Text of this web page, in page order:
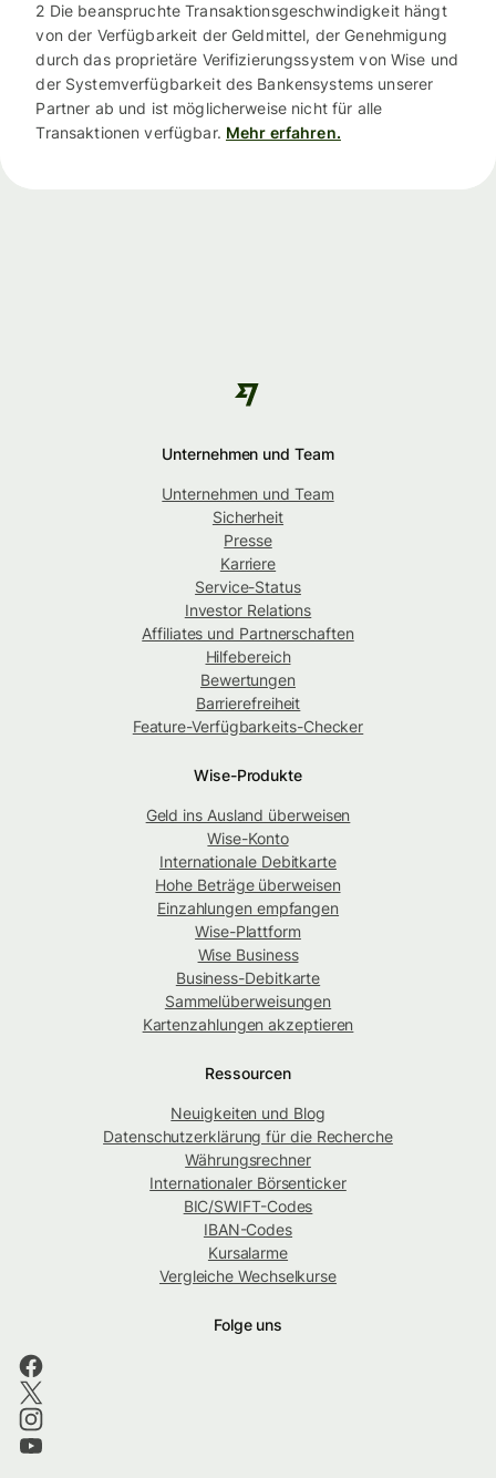
2 Die beanspruchte Transaktionsgeschwindigkeit hängt
von der Verfügbarkeit der Geldmittel, der Genehmigung
durch das proprietäre Verifizierungssystem von Wise und
der Systemverfügbarkeit des Bankensystems unserer
Partner ab und ist möglicherweise nicht für alle
Transaktionen verfügbar. Mehr erfahren.
Unternehmen und Team
Unternehmen und Team
Sicherheit
Presse
Karriere
Service-Status
Investor Relations
Affiliates und Partnerschaften
Hilfebereich
Bewertungen
Barrierefreiheit
Feature-Verfügbarkeits-Checker
Wise-Produkte
Geld ins Ausland überweisen
Wise-Konto
Internationale Debitkarte
Hohe Beträge überweisen
Einzahlungen empfangen
Wise-Plattform
Wise Business
Business-Debitkarte
Sammelüberweisungen
Kartenzahlungen akzeptieren
Ressourcen
Neuigkeiten und Blog
Datenschutzerklärung für die Recherche
Währungsrechner
Internationaler Börsenticker
BIC/SWIFT-Codes
IBAN-Codes
Kursalarme
Vergleiche Wechselkurse
Folge uns